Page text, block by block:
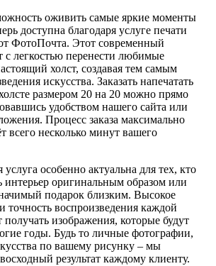
оживить самые яркие моменты
доступна благодаря услуге печати
ФотоПочта. Этот современный
с легкостью перенести любимые
холст, создавая тем самым
искусства. Заказать напечатать
размером 20 на 20 можно прямо
удобством нашего сайта или
Процесс заказа максимально
всего несколько минут вашего
особенно актуальна для тех, кто
интерьер оригинальным образом или
подарок близким. Высокое
точность воспроизведения каждой
получать изображения, которые будут
годы. Будь то личные фотографии,
по вашему рисунку – мы
результат каждому клиенту.